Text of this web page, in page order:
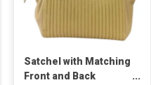
Satchel with Matching
Front and Back